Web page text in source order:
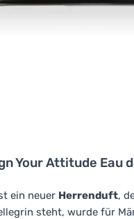
Your Attitude Eau
ein neuer Herrenduft,
steht, wurde für